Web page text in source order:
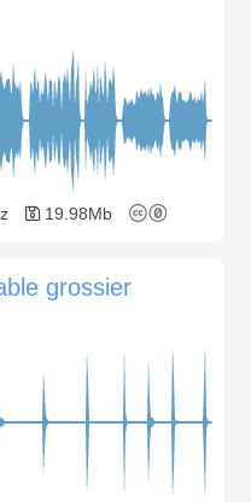
19.98Mb
grossier